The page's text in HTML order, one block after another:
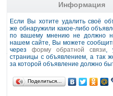
Информация
Если Вы хотите удалить своё
же обнаружили какое-либо
по вашему мнению не должно
нашем сайте, Вы можете
через форму обратной связи,
страницы с объявлением, а так
за которой объявление должно
Поделиться…